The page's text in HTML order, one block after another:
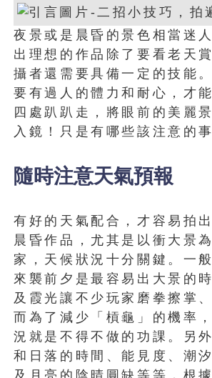
夜景或是晨昏的景色相當迷
出理想的作品除了要看老天
攝者還需要具備一定的技能
要有過人的體力和耐心，才
四處趴趴走，將眼前的美麗
入鏡！只是有哪些該注意的
隨時注意天氣預報
有好的天氣配合，才容易拍
晨昏作品，尤其是以衝大景
家，天候狀況十分關鍵。一
來襲前夕是最容易出大景的
及霞光讓不少玩家磨拳擦掌
而為了減少「槓龜」的機率
況就是不得不做的功課。另
和日落的時間、能見度、潮
及月亮的陰晴圓缺等等，根